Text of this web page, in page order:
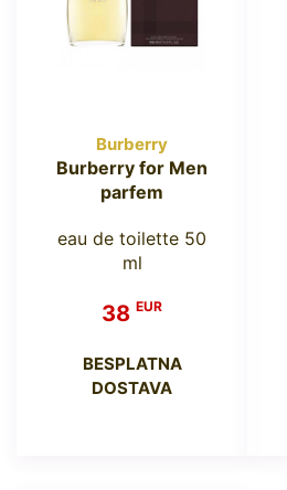
Burberry
Burberry for Men
parfem
eau de toilette 50
ml
38 EUR
BESPLATNA
DOSTAVA